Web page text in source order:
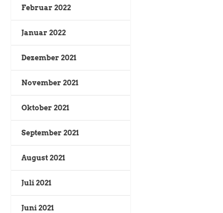
Februar 2022
Januar 2022
Dezember 2021
November 2021
Oktober 2021
September 2021
August 2021
Juli 2021
Juni 2021